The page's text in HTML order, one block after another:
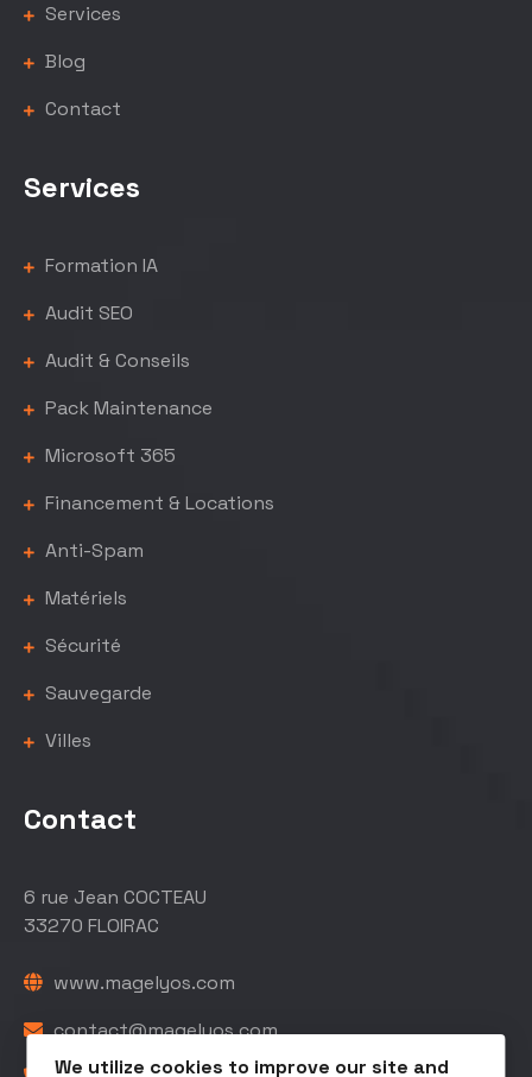
Services
Blog
Contact
Services
Formation IA
Audit SEO
Audit & Conseils
Pack Maintenance
Microsoft 365
Financement & Locations
Anti-Spam
Matériels
Sécurité
Sauvegarde
Villes
Contact
6 rue Jean COCTEAU
33270 FLOIRAC
www.magelyos.com
contact@magelyos.com
We utilize cookies to improve our site and